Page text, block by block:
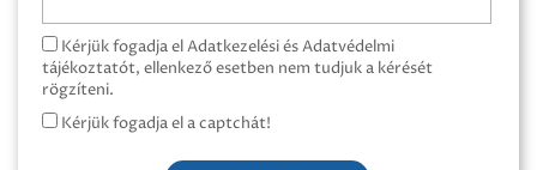
Kérjük fogadja el Adatkezelési és Adatvédelmi
tájékoztatót, ellenkező esetben nem tudjuk a kérését
rögzíteni.
Kérjük fogadja el a captchát!